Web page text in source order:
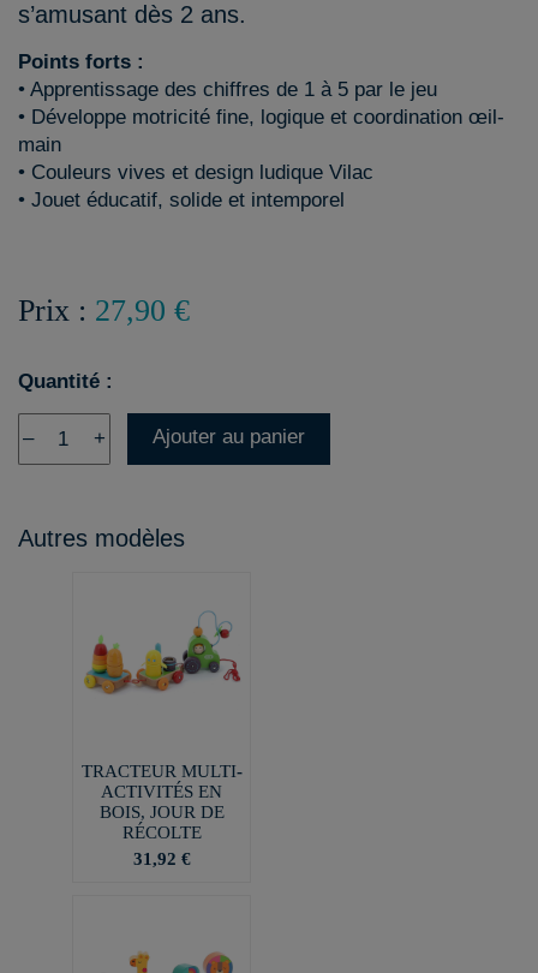
s’amusant dès 2 ans.
Points forts :
• Apprentissage des chiffres de 1 à 5 par le jeu
• Développe motricité fine, logique et coordination œil-
main
• Couleurs vives et design ludique Vilac
• Jouet éducatif, solide et intemporel
Prix : 27,90 €
Quantité :
– + Ajouter au panier
Autres modèles
TRACTEUR MULTI-
ACTIVITÉS EN
BOIS, JOUR DE
RÉCOLTE
31,92 €